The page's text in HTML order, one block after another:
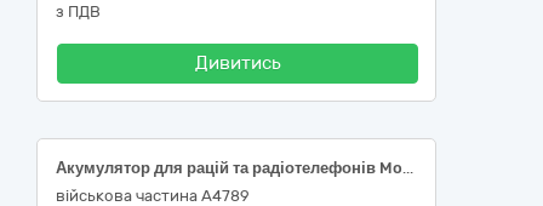
з ПДВ
Дивитись
Акумулятор для рацій та радіотелефонів Motorola, Модель радіостанцій Motorola - DP4400 Li-ion 7.4V 3200mA Power-Time (PTM-8668L)
військова частина А4789